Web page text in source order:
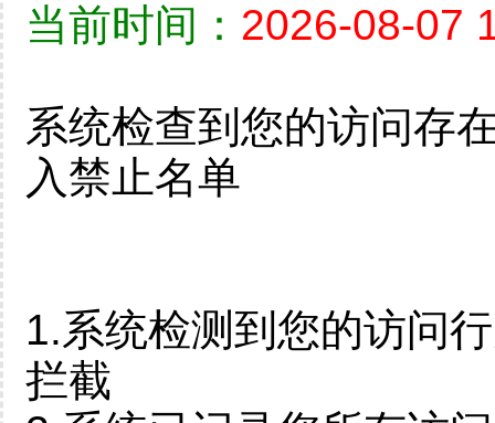
当前时间： 2026-08-07
系统检查到您的访问存
入禁止名单
1.系统检测到您的访问
拦截